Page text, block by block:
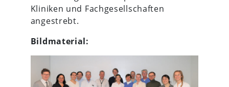
Kliniken und Fachgesellschaften
angestrebt.
Bildmaterial: